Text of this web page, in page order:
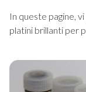
In queste pagine,
platini brillanti per